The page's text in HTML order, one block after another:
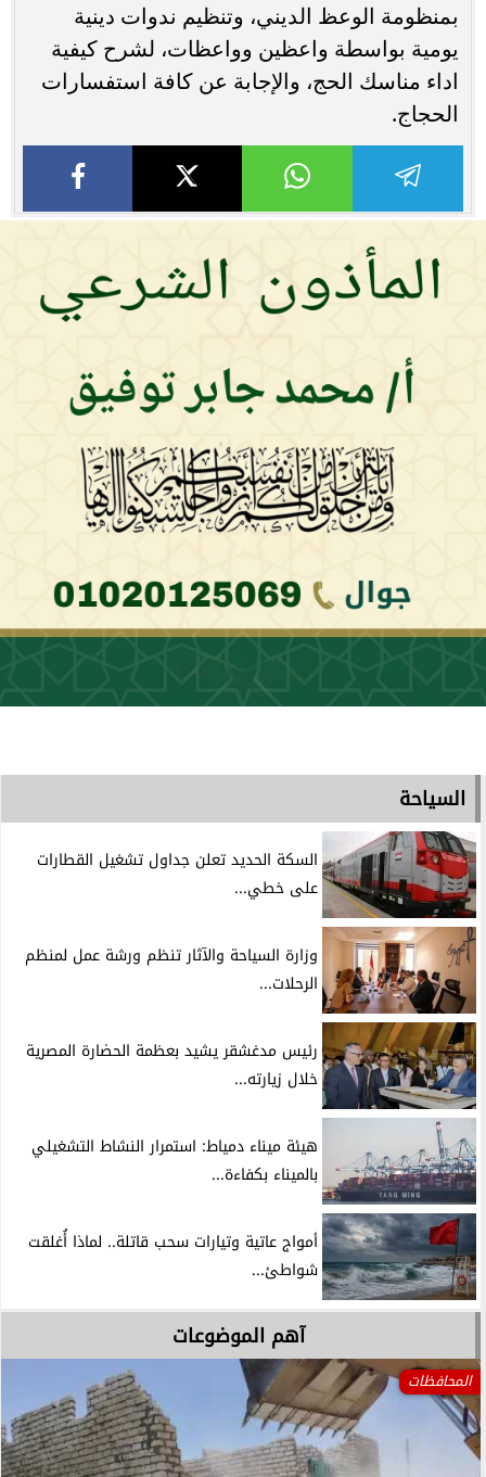
بمنظومة الوعظ الديني، وتنظيم ندوات دينية
يومية بواسطة واعظين وواعظات، لشرح كيفية
اداء مناسك الحج، والإجابة عن كافة استفسارات
الحجاج.
السياحة
السكة الحديد تعلن جداول تشغيل القطارات
على خطي...
وزارة السياحة والآثار تنظم ورشة عمل لمنظم
الرحلات...
رئيس مدغشقر يشيد بعظمة الحضارة المصرية
خلال زيارته...
هيئة ميناء دمياط: استمرار النشاط التشغيلي
بالميناء بكفاءة...
أمواج عاتية وتيارات سحب قاتلة.. لماذا أُغلقت
شواطئ...
آهم الموضوعات
المحافظات